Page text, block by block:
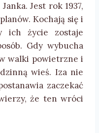
Jest rok 1937,
Kochają się i
ich życie zostaje
Gdy wybucha
walki powietrzne i
wieś. Iza nie
zaczekać
że ten wróci